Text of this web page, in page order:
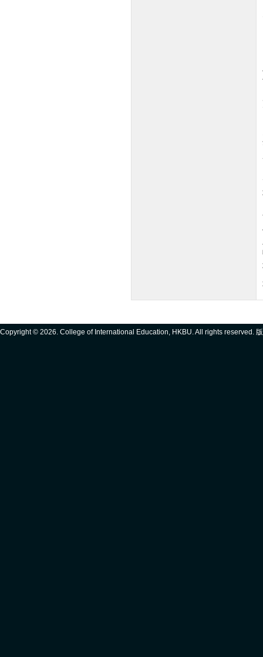
Copyright © 2026. College of International Education, HKBU. All rights reserved.